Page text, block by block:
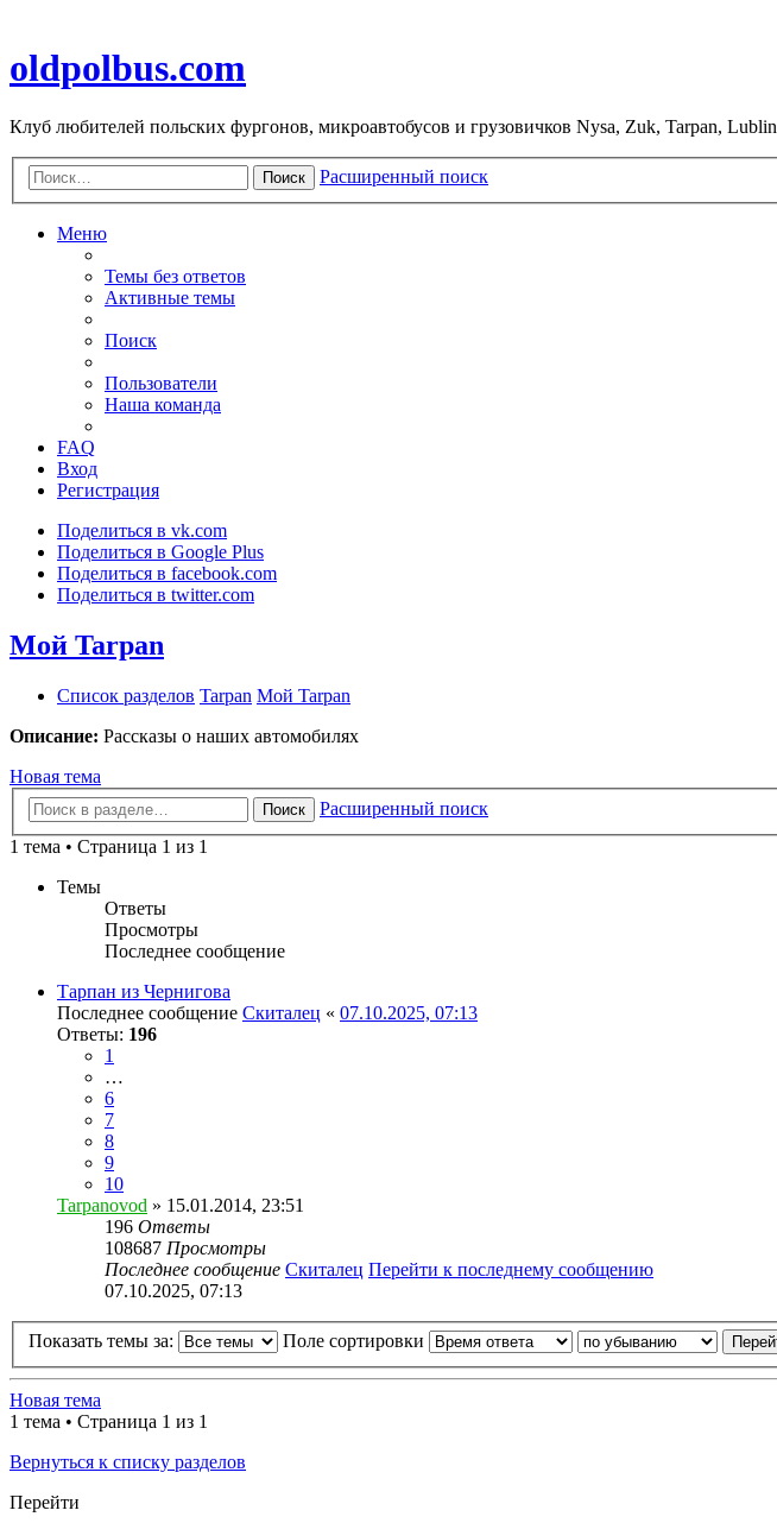
oldpolbus.com
Клуб любителей польских фургонов, микроавтобусов и грузовичков Nysa, Zuk, Tarpan, Lublin
Поиск Расширенный поиск
Меню
Темы без ответов
Активные темы
Поиск
Пользователи
Наша команда
FAQ
Вход
Регистрация
Поделиться в vk.com
Поделиться в Google Plus
Поделиться в facebook.com
Поделиться в twitter.com
Мой Tarpan
Список разделов Tarpan Мой Tarpan
Описание: Рассказы о наших автомобилях
Новая тема
Поиск
Расширенный поиск
1 тема • Страница 1 из 1
Темы
Ответы
Просмотры
Последнее сообщение
Тарпан из Чернигова
Последнее сообщение Скиталец « 07.10.2025, 07:13
Ответы: 196
1
…
6
7
8
9
10
Tarpanovod » 15.01.2014, 23:51
196 Ответы
108687 Просмотры
Последнее сообщение Скиталец Перейти к последнему сообщению
07.10.2025, 07:13
Показать темы за: Поле сортировки
Новая тема
1 тема • Страница 1 из 1
Вернуться к списку разделов
Перейти